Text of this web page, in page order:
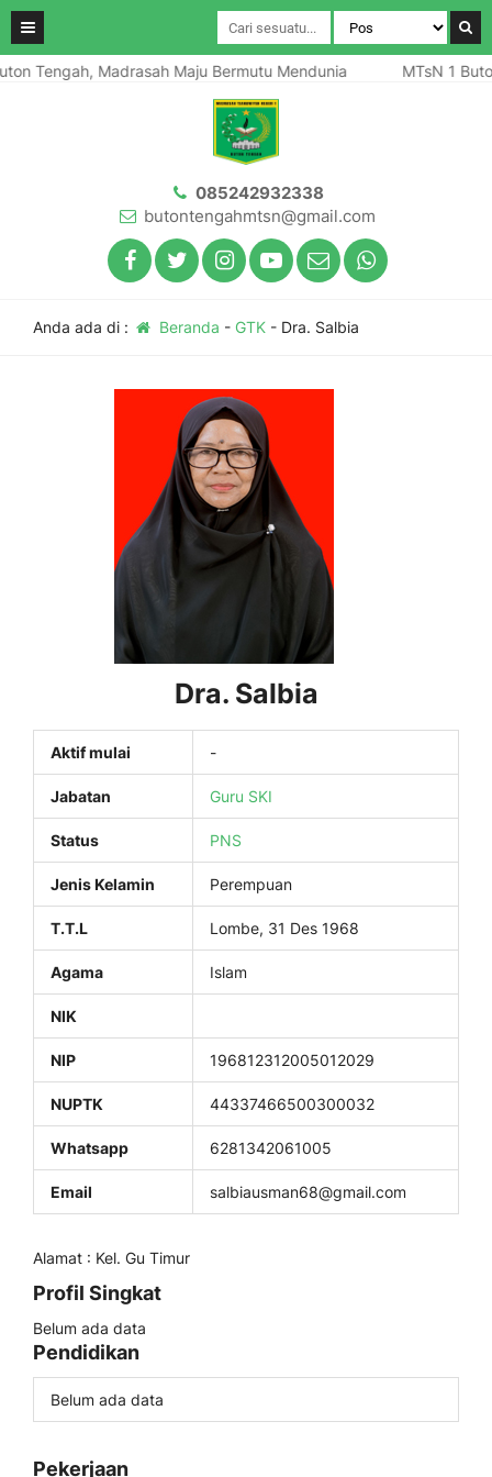
Tengah, Madrasah Maju Bermutu Mendunia MTsN 1
085242932338
butontengahmtsn@gmail.com
Anda ada di : Beranda - GTK- Dra. Salbia
Dra. Salbia
Aktif mulai -
Jabatan Guru SKI
Status PNS
Jenis Kelamin Perempuan
T.T.L Lombe, 31 Des 1968
Agama Islam
NIK
NIP 196812312005012029
NUPTK 44337466500300032
Whatsapp 6281342061005
Email salbiausman68@gmail.com
Alamat : Kel. Gu Timur
Profil Singkat
Belum ada data
Pendidikan
Belum ada data
Pekerjaan